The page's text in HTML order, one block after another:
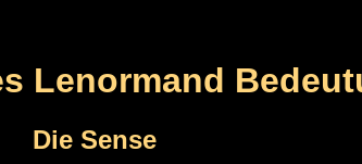
Lenormand
Die Sense